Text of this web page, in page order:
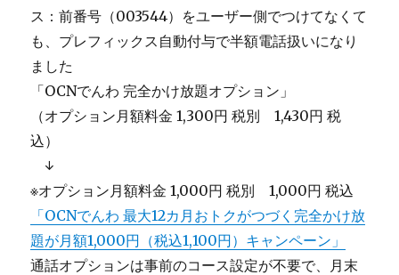
ス：前番号（003544）をユーザー側でつけてなくて
も、プレフィックス自動付与で半額電話扱いになり
ました
「OCNでんわ 完全かけ放題オプション」
（オプション月額料金 1,300円 税別 1,430円 税
込）
↓
※オプション月額料金 1,000円 税別 1,000円 税込
「OCNでんわ 最大12カ月おトクがつづく完全かけ放
題が月額1,000円（税込1,100円）キャンペーン」
通話オプションは事前のコース設定が不要で、月末